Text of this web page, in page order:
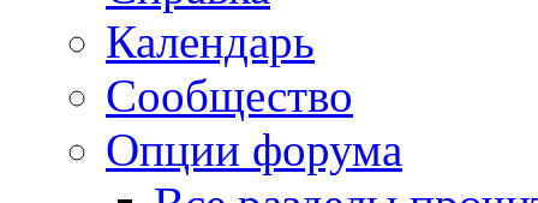
Календарь
Сообщество
Опции форума